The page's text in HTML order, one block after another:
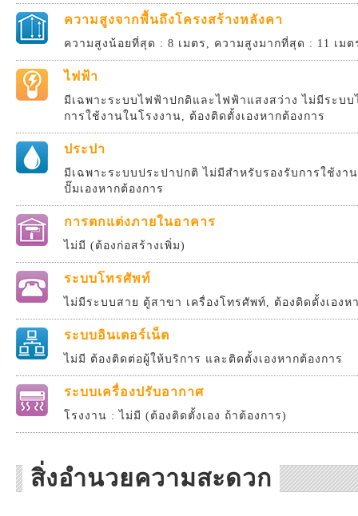
ความสูงจากพื้นถึงโครงสร้างหลังคา
ความสูงน้อยที่สุด : 8 เมตร, ความสูงมากที่สุด : 11 เมต
ไฟฟ้า
มีเฉพาะระบบไฟฟ้าปกติและไฟฟ้าแสงสว่าง ไม่มีระบ
การใช้งานในโรงงาน, ต้องติดตั้งเองหากต้องการ
ประปา
มีเฉพาะระบบประปาปกติ ไม่มีสำหรับรองรับการใช้ง
ปั๊มเองหากต้องการ
การตกแต่งภายในอาคาร
ไม่มี (ต้องก่อสร้างเพิ่ม)
ระบบโทรศัพท์
ไม่มีระบบสาย ตู้สาขา เครื่องโทรศัพท์, ต้องติดตั้งเองห
ระบบอินเตอร์เน็ต
ไม่มี ต้องติดต่อผู้ให้บริการ และติดตั้งเองหากต้องการ
ระบบเครื่องปรับอากาศ
โรงงาน : ไม่มี (ต้องติดตั้งเอง ถ้าต้องการ)
สิ่งอำนวยความสะดวก